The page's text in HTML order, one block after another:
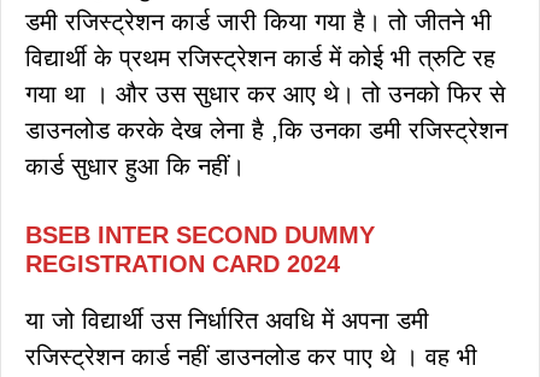
डमी रजिस्ट्रेशन कार्ड जारी किया गया है। तो जीतने भी
विद्यार्थी के प्रथम रजिस्ट्रेशन कार्ड में कोई भी त्रुटि रह
गया था । और उस सुधार कर आए थे। तो उनको फिर से
डाउनलोड करके देख लेना है ,कि उनका डमी रजिस्ट्रेशन
कार्ड सुधार हुआ कि नहीं।
BSEB INTER SECOND DUMMY
REGISTRATION CARD 2024
या जो विद्यार्थी उस निर्धारित अवधि में अपना डमी
रजिस्ट्रेशन कार्ड नहीं डाउनलोड कर पाए थे । वह भी